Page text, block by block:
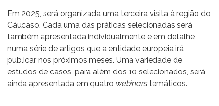
Em 2025, será organizada uma terceira visita à região do
Cáucaso. Cada uma das práticas selecionadas será
também apresentada individualmente e em detalhe
numa série de artigos que a entidade europeia irá
publicar nos próximos meses. Uma variedade de
estudos de casos, para além dos 10 selecionados, será
ainda apresentada em quatro webinars temáticos.